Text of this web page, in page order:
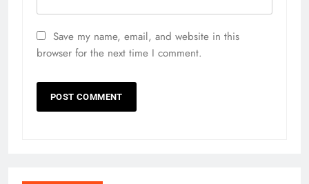
Save my name, email, and website in this
browser for the next time I comment.